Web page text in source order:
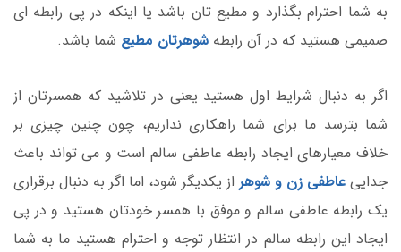
به شما احترام بگذارد و مطیع تان باشد یا اینکه در پی رابطه ای
صمیمی هستید که در آن رابطه شوهرتان مطیع شما باشد.
اگر به دنبال شرایط اول هستید یعنی در تلاشید که همسرتان از
شما بترسد ما برای شما راهکاری نداریم، چون چنین چیزی بر
خلاف معیارهای ایجاد رابطه عاطفی سالم است و می تواند باعث
جدایی عاطفی زن و شوهر از یکدیگر شود، اما اگر به دنبال برقراری
یک رابطه عاطفی سالم و موفق با همسر خودتان هستید و در پی
ایجاد این رابطه سالم در انتظار توجه و احترام هستید ما به شما